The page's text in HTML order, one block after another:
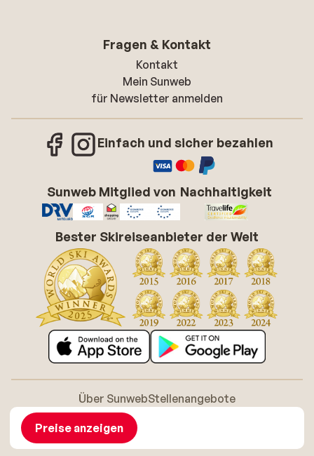
Preise anzeigen
Fragen & Kontakt
Kontakt
Mein Sunweb
für Newsletter anmelden
Einfach und sicher bezahlen
Sunweb Mitglied von Nachhaltigkeit
Bester Skireiseanbieter der Welt
Über SunwebStellenangebote
Allgemeine Geschäftsbedingungen (AGB)
Cookie-RichtlinieBarrierefreiheitserklarung
Sitemap